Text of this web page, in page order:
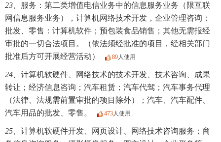
23、
服务：第二类增值电信业务中的信息服务业务（限互联
网信息服务业务），计算机网络技术开发，企业管理咨询；
批发、零售：计算机软件；预包装食品销售；其他无需报经
审批的一切合法项目。（依法须经批准的项目，经相关部门
批准后方可开展经营活动）
89人使用
24、 计算机软硬件、网络技术的技术开发、技术咨询、成果
转让；经济信息咨询；汽车租赁；汽车代驾；汽车事务代理
（法律、法规需前置审批的项目除外）；汽车、汽车配件、
汽车用品的批发、零售。
473人使用
25、 计算机软硬件开发、网页设计、网络技术咨询服务；商